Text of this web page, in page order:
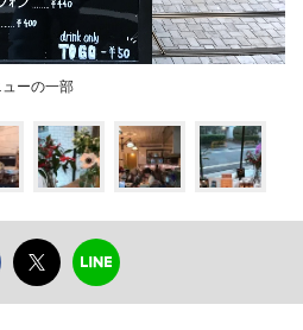
ーの一部